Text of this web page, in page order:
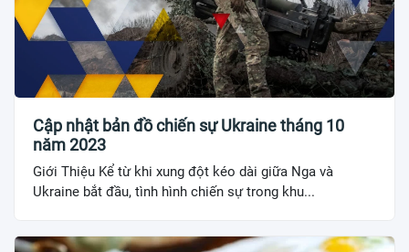
Cập nhật bản đồ chiến sự Ukraine tháng 10
năm 2023
Giới Thiệu Kể từ khi xung đột kéo dài giữa Nga và
Ukraine bắt đầu, tình hình chiến sự trong khu...